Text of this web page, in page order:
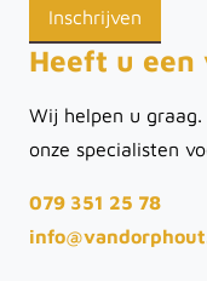
Heeft u een
Wij helpen u
onze specialisten
079 351 25 78